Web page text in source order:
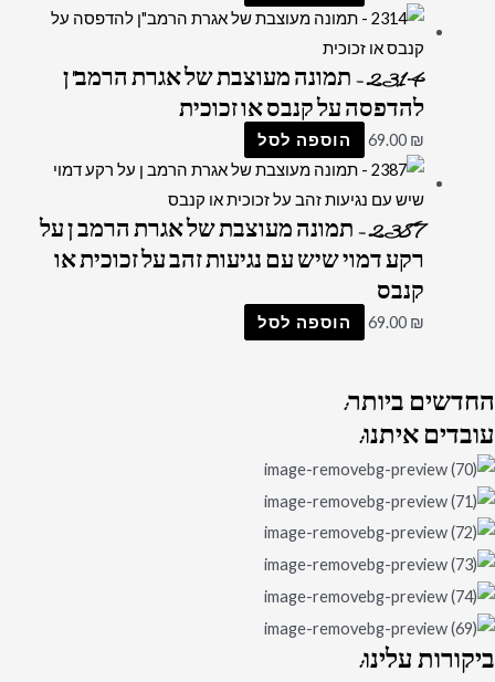
2314 – תמונה מעוצבת של אגרת הרמב"ן
להדפסה על קנבס או זכוכית
69.00 ₪ הוספה לסל
2387 – תמונה מעוצבת של אגרת הרמב ן על
רקע דמוי שיש עם נגיעות זהב על זכוכית או
קנבס
69.00 ₪ הוספה לסל
החדשיםביותר:
עובדיםאיתנו:
ביקורותעלינו: